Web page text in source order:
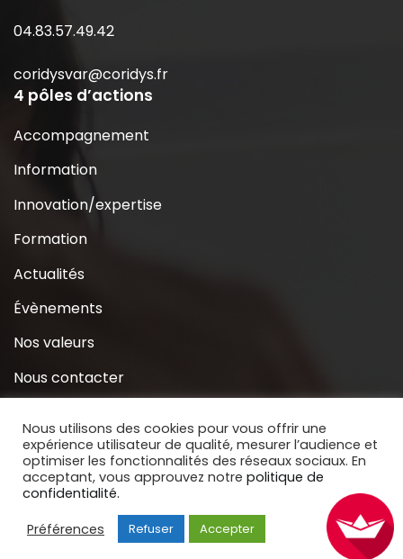
04.83.57.49.42
coridysvar@coridys.fr
4 pôles d’actions
Accompagnement
Information
Innovation/expertise
Formation
Actualités
Évènements
Nos valeurs
Nous contacter
S’inscrire à la Newsletter
Nous soutenir
Copyright © 2020 Coridys. Site réalisé par BECOMS
Nous utilisons des cookies pour vous offrir une
expérience utilisateur de qualité, mesurer l’audience et
optimiser les fonctionnalités des réseaux sociaux. En
acceptant, vous approuvez notre politique de
confidentialité.
Préférences
Refuser Accepter